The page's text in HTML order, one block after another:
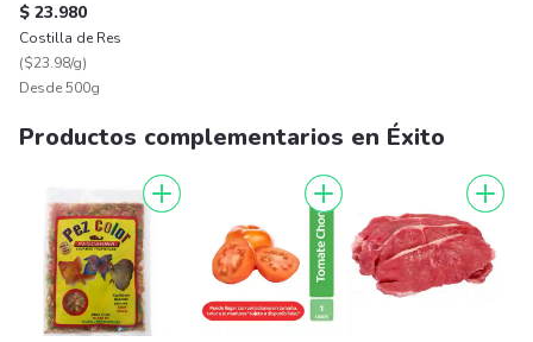
$ 23.980
Costilla de Res
($23.98/g)
Desde 500g
Productos complementarios en Éxito